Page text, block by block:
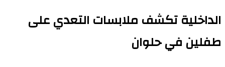
الداخلية تكشف ملابسات التعدي على
طفلين في حلوان